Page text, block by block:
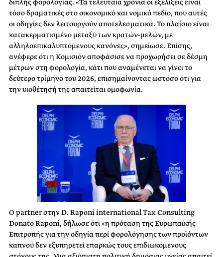
διπλής φορολογίας. «Τα τελευταία χρόνια οι εξελίξεις είναι
τόσο δραματικές στο οικονομικό και νομικό πεδίο, που αυτές
οι οδηγίες δεν λειτουργούν αποτελεσματικά. Το πλαίσιο είναι
κατακερματισμένο μεταξύ των κρατών-μελών, με
αλληλοεπικαλυπτόμενους κανόνες», σημείωσε. Επίσης,
ανέφερε ότι η Κομισιόν αποφάσισε να προχωρήσει σε δέσμη
μέτρων στη φορολογία, κάτι που αναμένεται να γίνει το
δεύτερο τρίμηνο του 2026, επισημαίνοντας ωστόσο ότι για
την υιοθέτησή της απαιτείται ομοφωνία.
Ο partner στην D. Raponi international Tax Consulting
Donato Raponi, δήλωσε ότι «η πρόταση της Ευρωπαϊκής
Επιτροπής για την οδηγία περί φορολόγησης των προϊόντων
καπνού δεν εξυπηρετεί επαρκώς τους επιδιωκόμενους